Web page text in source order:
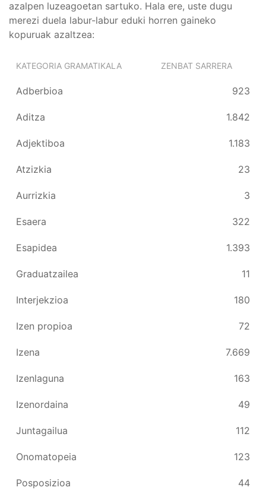
azalpen luzeagoetan sartuko. Hala ere, uste dugu
merezi duela labur-labur eduki horren gaineko
kopuruak azaltzea:
KATEGORIA GRAMATIKALA ZENBAT SARRERA
Adberbioa 923
Aditza 1.842
Adjektiboa 1.183
Atzizkia 23
Aurrizkia 3
Esaera 322
Esapidea 1.393
Graduatzailea 11
Interjekzioa 180
Izen propioa 72
Izena 7.669
Izenlaguna 163
Izenordaina 49
Juntagailua 112
Onomatopeia 123
Posposizioa 44